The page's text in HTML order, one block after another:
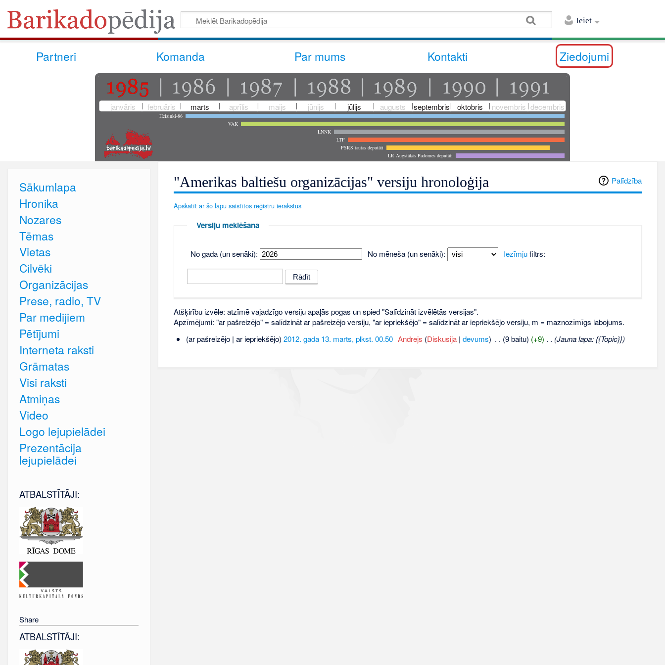
Ieiet
Partneri Komanda Par mums Kontakti Ziedojumi
janvāris februāris marts aprīlis maijs jūnijs jūlijs augusts septembris oktobris novembris decembris
Helsinki-86
VAK
LNNK
LTF
PSRS tautas deputāti
LR Augstākās Padomes deputāti
Palīdzība
"Amerikas baltiešu organizācijas" versiju hronoloģija
Apskatīt ar šo lapu saistītos reģistru ierakstus
Versiju meklēšana
No gada (un senāki): No mēneša (un senāki): Iezīmjufiltrs:
Atšķirību izvēle: atzīmē vajadzīgo versiju apaļās pogas un spied "Salīdzināt izvēlētās versijas".
Apzīmējumi: "ar pašreizējo" = salīdzināt ar pašreizējo versiju, "ar iepriekšējo" = salīdzināt ar iepriekšējo versiju, m = maznozīmīgs labojums.
(ar pašreizējo | ar iepriekšējo) 2012. gada 13. marts, plkst. 00.50‎ Andrejs (Diskusija| devums) . . (9 baitu) (+9) . . (Jauna lapa: {{Topic}})
Sākumlapa
Hronika
Nozares
Tēmas
Vietas
Cilvēki
Organizācijas
Prese, radio, TV
Par medijiem
Pētījumi
Interneta raksti
Grāmatas
Visi raksti
Atmiņas
Video
Logo lejupielādei
Prezentācija
lejupielādei
ATBALSTĪTĀJI:
Share
ATBALSTĪTĀJI: